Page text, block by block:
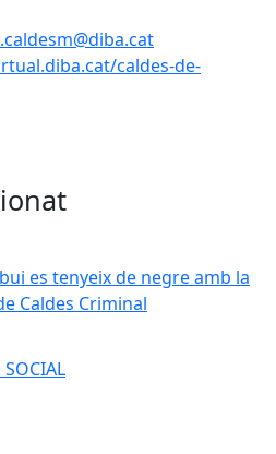
caldes-de-
es tenyeix de negre amb la
Caldes Criminal
SOCIAL